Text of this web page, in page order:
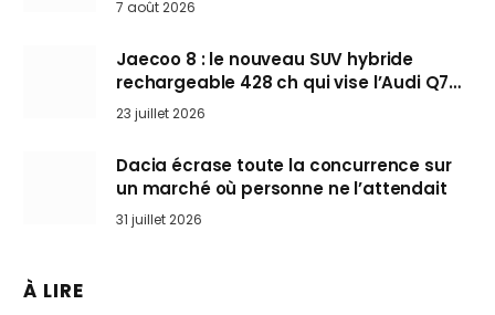
7 août 2026
Jaecoo 8 : le nouveau SUV hybride
rechargeable 428 ch qui vise l’Audi Q7
arrive en Europe cet automne
23 juillet 2026
Dacia écrase toute la concurrence sur
un marché où personne ne l’attendait
31 juillet 2026
À LIRE